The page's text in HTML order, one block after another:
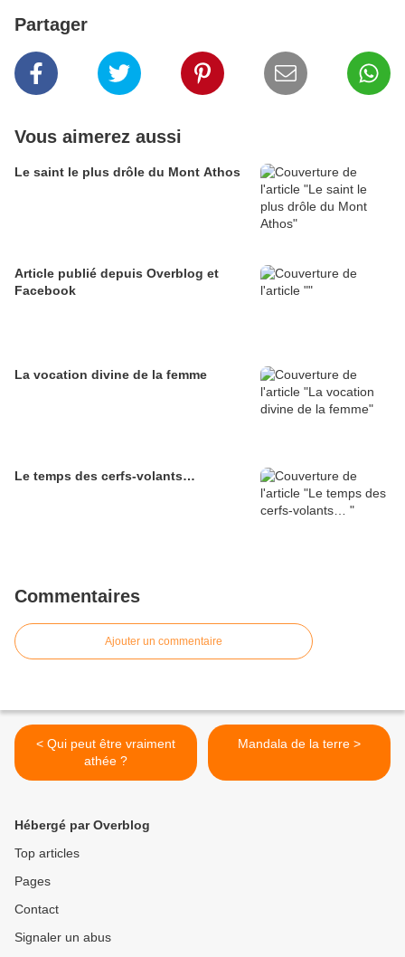
Partager
Vous aimerez aussi
Le saint le plus drôle du Mont Athos
Article publié depuis Overblog et
Facebook
La vocation divine de la femme
Le temps des cerfs-volants…
Commentaires
Ajouter un commentaire
< Qui peut être vraiment
athée ?
Mandala de la terre >
Hébergé par Overblog
Top articles
Pages
Contact
Signaler un abus